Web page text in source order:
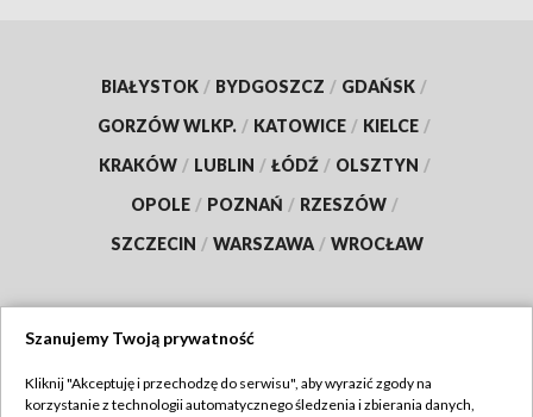
BIAŁYSTOK / BYDGOSZCZ / GDAŃSK /
GORZÓW WLKP. / KATOWICE / KIELCE /
KRAKÓW / LUBLIN / ŁÓDŹ / OLSZTYN /
OPOLE / POZNAŃ / RZESZÓW /
SZCZECIN / WARSZAWA / WROCŁAW
TVP
Szanujemy Twoją prywatność
Kliknij "Akceptuję i przechodzę do serwisu", aby wyrazić zgody na
korzystanie z technologii automatycznego śledzenia i zbierania danych,